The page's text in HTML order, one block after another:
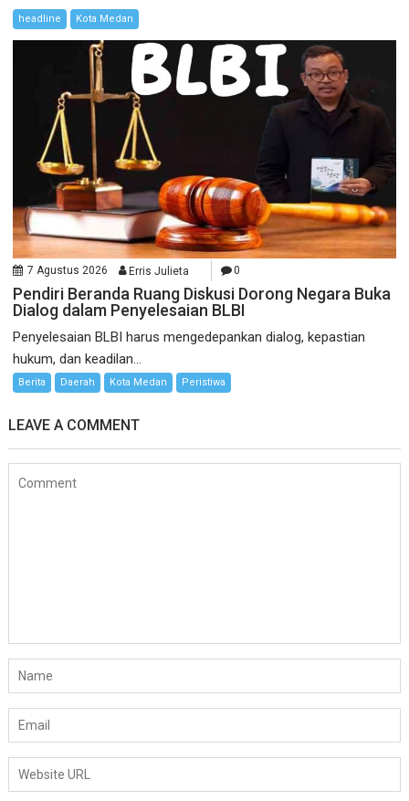
headline Kota Medan
7 Agustus 2026 Erris Julieta 0
Pendiri Beranda Ruang Diskusi Dorong Negara Buka
Dialog dalam Penyelesaian BLBI
Penyelesaian BLBI harus mengedepankan dialog, kepastian
hukum, dan keadilan...
Berita Daerah Kota Medan Peristiwa
LEAVE A COMMENT